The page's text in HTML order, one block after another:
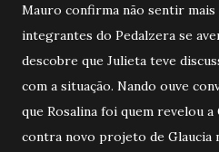
Mauro confirma não sentir mais
integrantes do Pedalzera se
descobre que Julieta teve
com a situação. Nando ouve
que Rosalina foi quem revelou a
contra novo projeto de Glaucia